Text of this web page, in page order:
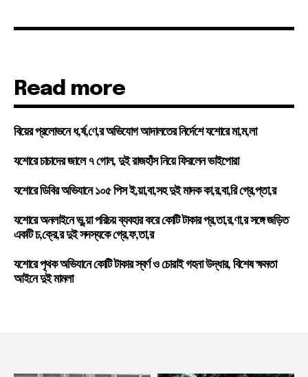
Read more
বিয়ের প্রলোভনে ধ,র্ষ,ণে,র অভিযোগ আদালতের নির্দেশে যশোরে মা,ম,লা
যশোরে চাচাদের জালে ৭ গোল, দুই রাজহাঁস নিয়ে ফিরলেন ভাইপোরা
যশোরে ডিবির অভিযানে ১০৫ পিস ই,য়া,বা,সহ দুই মাদক কা,র,বা,রি গ্রে,প্তা,র
যশোরে অনলাইনে ভু,য়া পরিচয় ব্যবহার করে কোটি টাকার প্র,তা,র,ণা,র সঙ্গে জড়িত
একটি চ,ক্রে,র দুই সদস্যকে গ্রে,ফ,তা,র
যশোরে পৃথক অভিযানে কোটি টাকার স্বর্ণ ও চোরাই গহনা উদ্ধার, বিশেষ ক্ষমতা
আইনে দুই মামলা